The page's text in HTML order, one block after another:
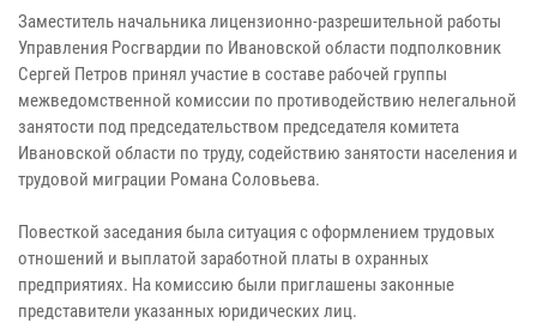
Заместитель начальника лицензионно-разрешительной работы
Управления Росгвардии по Ивановской области подполковник
Сергей Петров принял участие в составе рабочей группы
межведомственной комиссии по противодействию нелегальной
занятости под председательством председателя комитета
Ивановской области по труду, содействию занятости населения и
трудовой миграции Романа Соловьева.
Повесткой заседания была ситуация с оформлением трудовых
отношений и выплатой заработной платы в охранных
предприятиях. На комиссию были приглашены законные
представители указанных юридических лиц.